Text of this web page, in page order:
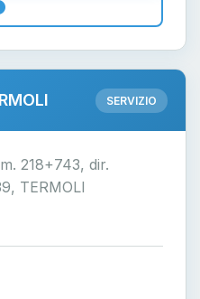
SERVIZIO
218+743, dir.
TERMOLI